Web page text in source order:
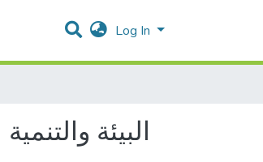
Log In
البيئة والتنمية